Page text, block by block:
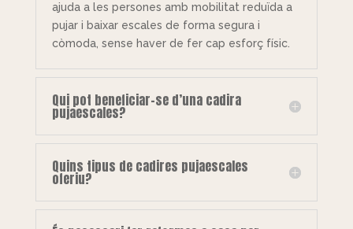
ajuda a les persones amb mobilitat reduïda a
pujar i baixar escales de forma segura i
còmoda, sense haver de fer cap esforç físic.
Qui pot beneficiar-se d’una cadira
pujaescales?
Quins tipus de cadires pujaescales
oferiu?